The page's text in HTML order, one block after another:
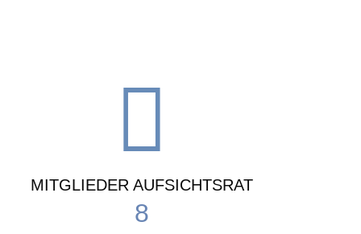
MITGLIEDER AUFSICHTSRAT
8